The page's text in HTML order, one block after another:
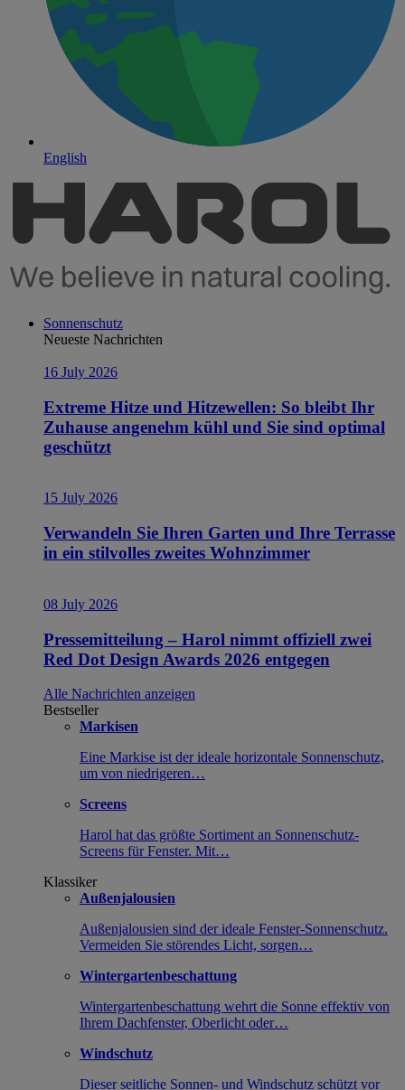
English
Sonnenschutz
Neueste Nachrichten
16 July 2026
Extreme Hitze und Hitzewellen: So bleibt Ihr
Zuhause angenehm kühl und Sie sind optimal
geschützt
15 July 2026
Verwandeln Sie Ihren Garten und Ihre Terrasse
in ein stilvolles zweites Wohnzimmer
08 July 2026
Pressemitteilung – Harol nimmt offiziell zwei
Red Dot Design Awards 2026 entgegen
Alle Nachrichten anzeigen
Bestseller
Markisen
Eine Markise ist der ideale horizontale Sonnenschutz,
um von niedrigeren…
Screens
Harol hat das größte Sortiment an Sonnenschutz-
Screens für Fenster. Mit…
Klassiker
Außenjalousien
Außenjalousien sind der ideale Fenster-Sonnenschutz.
Vermeiden Sie störendes Licht, sorgen…
Wintergartenbeschattung
Wintergartenbeschattung wehrt die Sonne effektiv von
Ihrem Dachfenster, Oberlicht oder…
Windschutz
Dieser seitliche Sonnen- und Windschutz schützt vor